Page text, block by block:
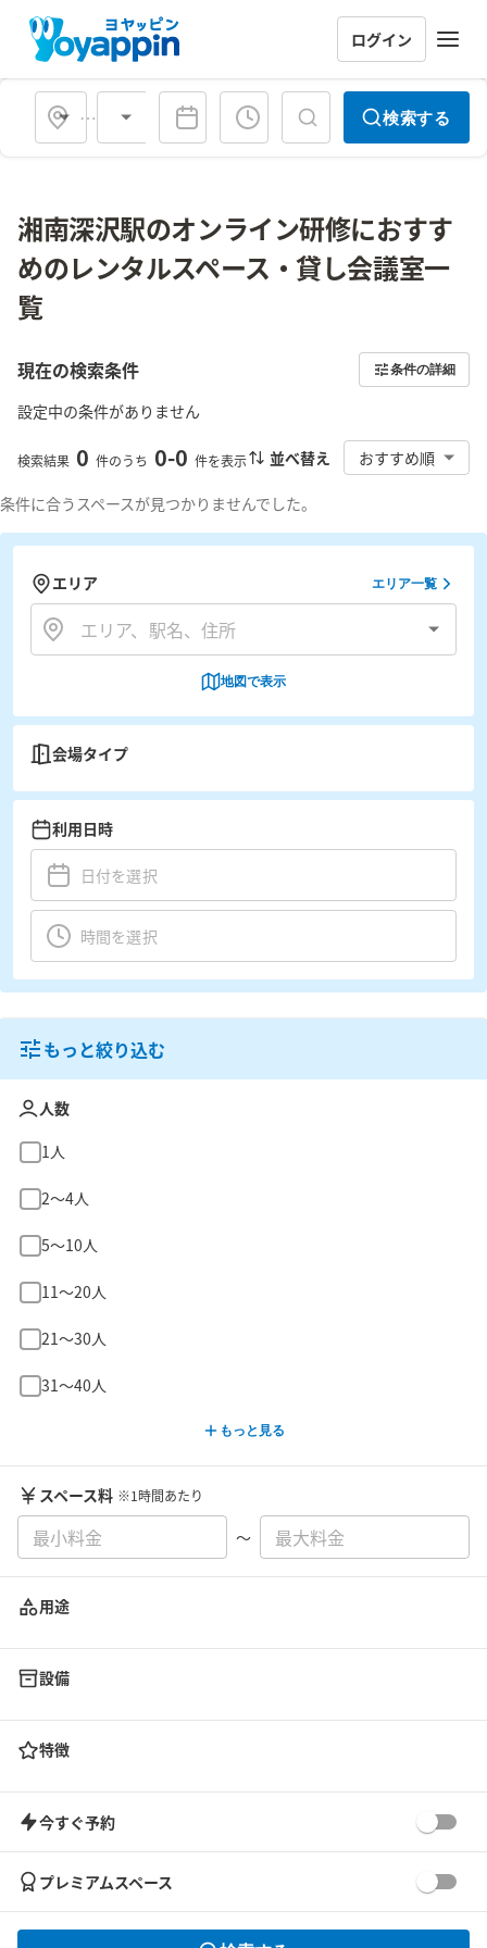
ログイン
会場タイプ 検索する
湘南深沢駅のオンライン研修におすす
めのレンタルスペース・貸し会議室一
覧
現在の検索条件 条件の詳細
設定中の条件がありません
検索結果 0 件のうち 0-0 件を表示 並べ替え おすすめ順
条件に合うスペースが見つかりませんでした。
エリア エリア一覧
地図で表示
会場タイプ
利用日時
もっと絞り込む
人数
1人
2〜4人
5〜10人
11〜20人
21〜30人
31〜40人
もっと見る
スペース料 ※1時間あたり
〜
用途
設備
特徴
今すぐ予約
プレミアムスペース